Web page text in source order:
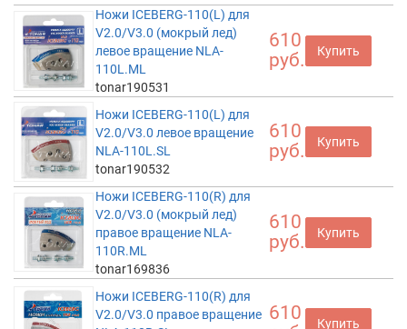
Ножи ICEBERG-110(L) для
V2.0/V3.0 (мокрый лед)
левое вращение NLA-
110L.ML
tonar190531
610
руб.
Купить
Ножи ICEBERG-110(L) для
V2.0/V3.0 левое вращение
NLA-110L.SL
tonar190532
610
руб.
Купить
Ножи ICEBERG-110(R) для
V2.0/V3.0 (мокрый лед)
правое вращение NLA-
110R.ML
tonar169836
610
руб.
Купить
Ножи ICEBERG-110(R) для
V2.0/V3.0 правое вращение 610
Купить